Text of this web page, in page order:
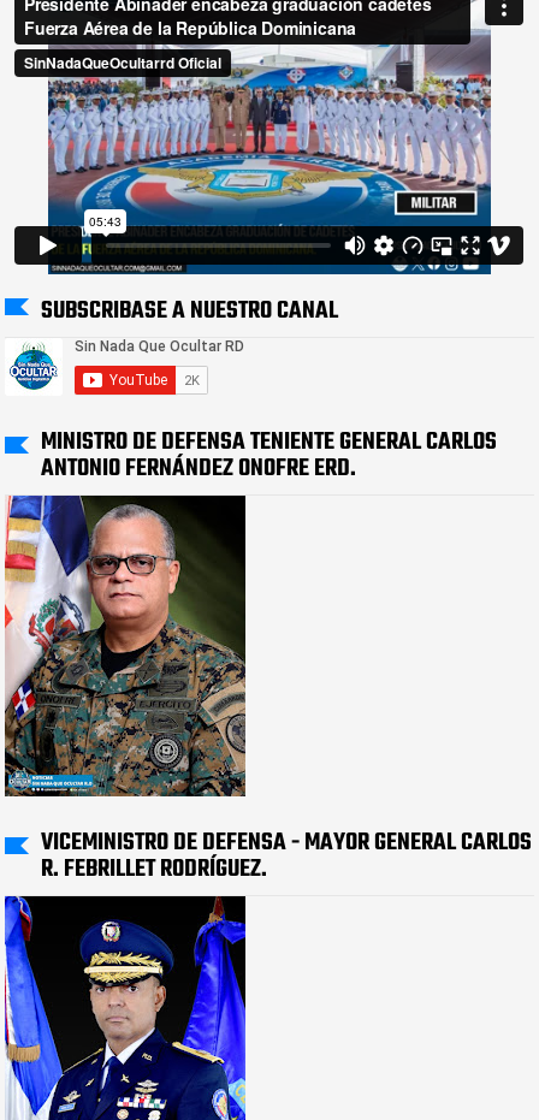
SUBSCRIBASE A NUESTRO CANAL
MINISTRO DE DEFENSA TENIENTE GENERAL CARLOS
ANTONIO FERNÁNDEZ ONOFRE ERD.
VICEMINISTRO DE DEFENSA - MAYOR GENERAL CARLOS
R. FEBRILLET RODRÍGUEZ.